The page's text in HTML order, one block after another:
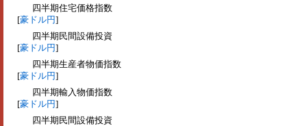
四半期住宅価格指数
[豪ドル円]
四半期民間設備投資
[豪ドル円]
四半期生産者物価指数
[豪ドル円]
四半期輸入物価指数
[豪ドル円]
四半期民間設備投資